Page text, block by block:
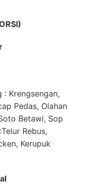
: Krengsengan,
Pedas, Olahan
Betawi, Sop
:Telur Rebus,
Kerupuk